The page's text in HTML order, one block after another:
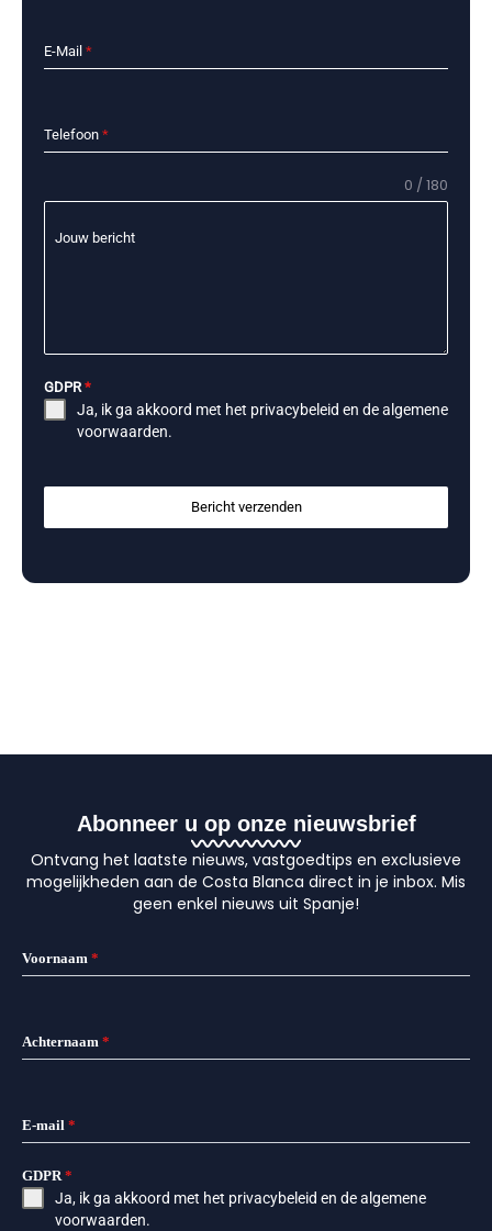
E-Mail *
Telefoon *
Jouw bericht
0 / 180
GDPR*
Ja, ik ga akkoord met het privacybeleid en dealgemene
voorwaarden.
Bericht verzenden
Abonneer u op onze nieuwsbrief
Ontvang het laatste nieuws, vastgoedtips en exclusieve
mogelijkheden aan de Costa Blanca direct in je inbox. Mis
geen enkel nieuws uit Spanje!
Voornaam *
Achternaam *
E-mail *
GDPR*
Ja, ik ga akkoord met het privacybeleid en dealgemene
voorwaarden.